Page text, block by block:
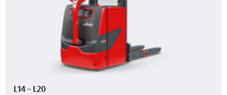
L14 – L20